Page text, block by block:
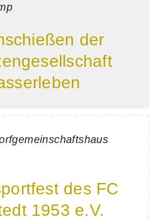
der
des FC
1953 e.V.